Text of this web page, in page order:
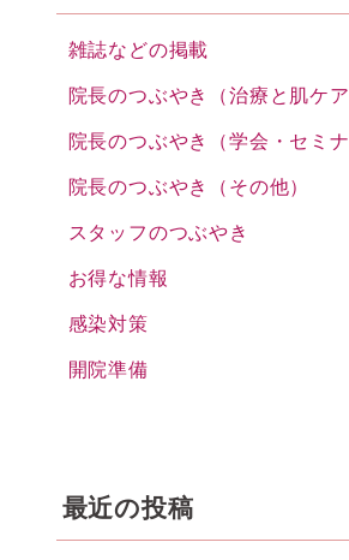
雑誌などの掲載
院長のつぶやき（治療と肌ケア
院長のつぶやき（学会・セミナ
院長のつぶやき（その他）
スタッフのつぶやき
お得な情報
感染対策
開院準備
最近の投稿